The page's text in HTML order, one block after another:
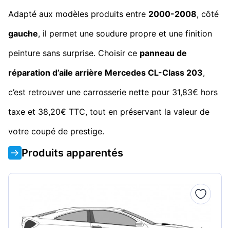
Adapté aux modèles produits entre 2000-2008, côté
gauche, il permet une soudure propre et une finition
peinture sans surprise. Choisir ce panneau de
réparation d’aile arrière Mercedes CL-Class 203,
c’est retrouver une carrosserie nette pour 31,83€ hors
taxe et 38,20€ TTC, tout en préservant la valeur de
votre coupé de prestige.
Produits apparentés